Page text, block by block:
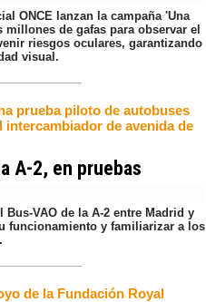
ONCE lanzan la campaña 'Una
de gafas para observar el
riesgos oculares, garantizando
visual.
prueba piloto de autobuses
de avenida de
A-2, en pruebas
VAO de la A-2 entre Madrid y
funcionamiento y familiarizar a los
de la Fundación Royal